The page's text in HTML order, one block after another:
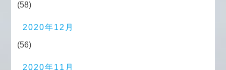
(58)
2020年12月
(56)
2020年11月